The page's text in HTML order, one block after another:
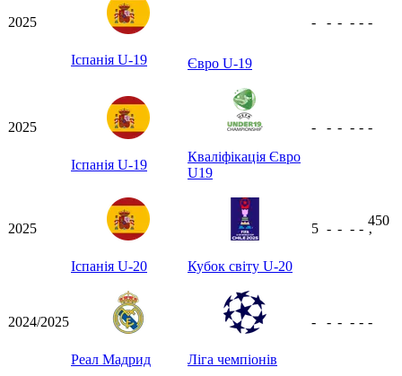
2025
Іспанія U-19 Євро U-19
- - - - - -
2025
Іспанія U-19
Кваліфікація Євро
U19
- - - - - -
2025
Іспанія U-20 Кубок світу U-20
5 - - - -
450
ʼ
2024/2025
Реал Мадрид Ліга чемпіонів
- - - - - -